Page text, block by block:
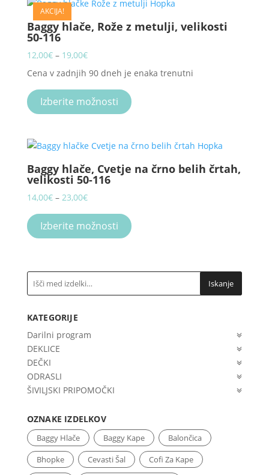
options
chosen
the
product
AKCIJA!
Baggy hlače, Rože z metulji, velikosti
50-116
12,00€ – 19,00€Price
range:
through
Cena v zadnjih 90 dneh je enaka trenutni
Izberite možnosti
product
variants.
options
on
Baggy hlače, Cvetje na črno belih črtah,
velikosti 50-116
14,00€ – 23,00€Price
14,00€
through
Izberite možnosti
product
options
Iskanje
KATEGORIJE
Darilni program
DEKLICE
DEČKI
ODRASLI
ŠIVILJSKI PRIPOMOČKI
OZNAKE IZDELKOV
Baggy Hlače Baggy Kape
Balončica
Bhopke
Cevasti Šal
Cofi Za Kape